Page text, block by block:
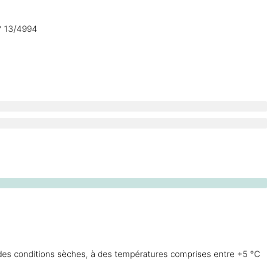
13/4994
conditions sèches, à des températures comprises entre +5 °C